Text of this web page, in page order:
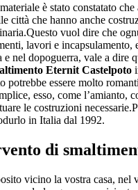
è stato constatato
città che hanno anche
vuol dire che
lavori e
nel dopoguerra, vale a dire
Eternit Castelpoto
essere molto
esso, come
le costruzioni
in Italia dal 1992.
di
vicino la vostra casa, nel